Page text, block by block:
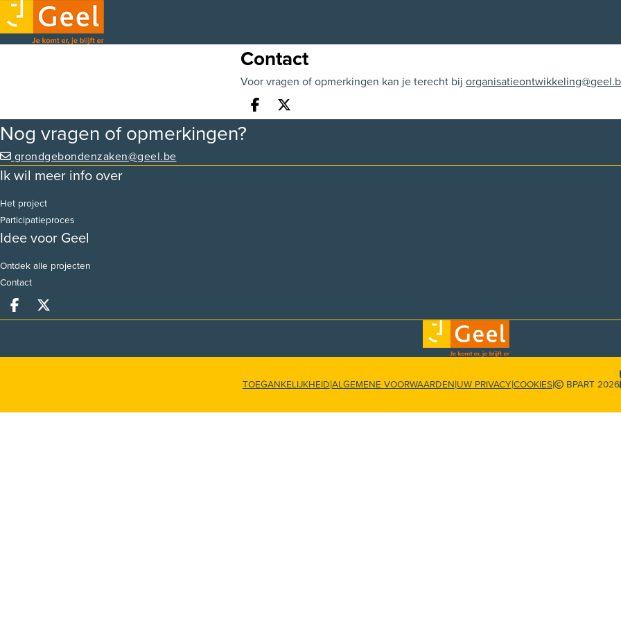
Contact
Voor vragen of opmerkingen kan je terecht bij
Deel op facebook
Deel op X
Nog vragen of opmerkingen?
grondgebondenzaken@geel.be
Ik wil meer info over
Het project
Participatieproces
Idee voor Geel
Ontdek alle projecten
Contact
Deel op facebook
Deel op X
TOEGANKELIJKHEID|ALGEMENE VOORWAARDEN|UW PRIVACY|COOKIES| BPART 2026